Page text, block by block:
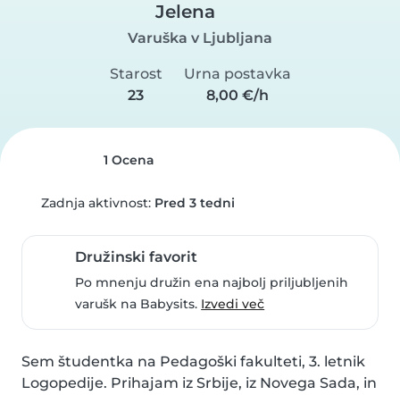
Jelena
Varuška v Ljubljana
Starost
23
Urna postavka
8,00 €/h
1 Ocena
Zadnja aktivnost: Pred 3 tedni
Družinski favorit
Po mnenju družin ena najbolj priljubljenih
varušk na Babysits. Izvedi več
Sem študentka na Pedagoški fakulteti, 3. letnik
Logopedije. Prihajam iz Srbije, iz Novega Sada, in